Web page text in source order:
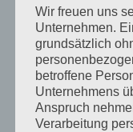
Bear im Allgäu
Wie geht es
Vertrauen in
Wir freuen uns
Unternehmen.
grundsätzlich
betroffene
Unternehmens
Anspruch
Verarbeitung